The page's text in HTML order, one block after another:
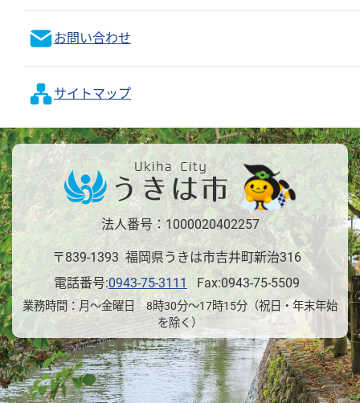
お問い合わせ
サイトマップ
法人番号：1000020402257
〒839-1393 福岡県うきは市吉井町新治316
電話番号:0943-75-3111 Fax:0943-75-5509
業務時間：月～金曜日 8時30分～17時15分（祝日・年末年始
を除く）